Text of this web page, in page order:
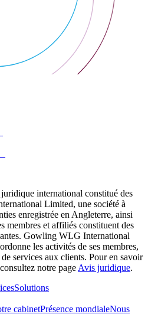
international constitué des
Limited, une société à
enregistrée en Angleterre, ainsi
membres et affiliés constituent des
Gowling WLG International
les activités de ses membres,
services aux clients. Pour en savoir
notre page Avis juridique.
Solutions
cabinetPrésence mondialeNous